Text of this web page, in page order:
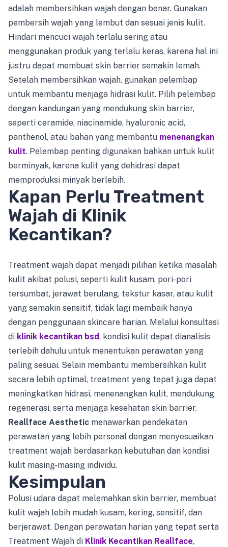
adalah membersihkan wajah dengan benar. Gunakan
pembersih wajah yang lembut dan sesuai jenis kulit.
Hindari mencuci wajah terlalu sering atau
menggunakan produk yang terlalu keras, karena hal ini
justru dapat membuat skin barrier semakin lemah.
Setelah membersihkan wajah, gunakan pelembap
untuk membantu menjaga hidrasi kulit. Pilih pelembap
dengan kandungan yang mendukung skin barrier,
seperti ceramide, niacinamide, hyaluronic acid,
panthenol, atau bahan yang membantu menenangkan
kulit. Pelembap penting digunakan bahkan untuk kulit
berminyak, karena kulit yang dehidrasi dapat
memproduksi minyak berlebih.
Kapan Perlu Treatment
Wajah di Klinik
Kecantikan?
Treatment wajah dapat menjadi pilihan ketika masalah
kulit akibat polusi, seperti kulit kusam, pori-pori
tersumbat, jerawat berulang, tekstur kasar, atau kulit
yang semakin sensitif, tidak lagi membaik hanya
dengan penggunaan skincare harian. Melalui konsultasi
di klinik kecantikan bsd, kondisi kulit dapat dianalisis
terlebih dahulu untuk menentukan perawatan yang
paling sesuai. Selain membantu membersihkan kulit
secara lebih optimal, treatment yang tepat juga dapat
meningkatkan hidrasi, menenangkan kulit, mendukung
regenerasi, serta menjaga kesehatan skin barrier.
Reallface Aesthetic menawarkan pendekatan
perawatan yang lebih personal dengan menyesuaikan
treatment wajah berdasarkan kebutuhan dan kondisi
kulit masing-masing individu.
Kesimpulan
Polusi udara dapat melemahkan skin barrier, membuat
kulit wajah lebih mudah kusam, kering, sensitif, dan
berjerawat. Dengan perawatan harian yang tepat serta
Treatment Wajah di Klinik Kecantikan Reallface,